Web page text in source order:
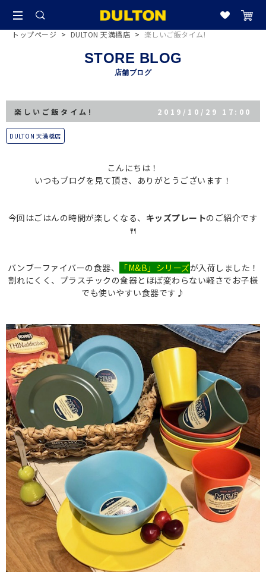
トップページ > DULTON 天満橋店 > 楽しいご飯タイム!
STORE BLOG
店舗ブログ
楽しいご飯タイム! 2019/10/29 17:00
DULTON 天満橋店
こんにちは！
いつもブログを見て頂き、ありがとうございます！
今回はごはんの時間が楽しくなる、 キッズプレートのご紹介です
🍴
バンブーファイバーの食器、 「M&B」シリーズが入荷しました！
割れにくく、プラスチックの食器とほぼ変わらない軽さでお子様
でも使いやすい食器です♪